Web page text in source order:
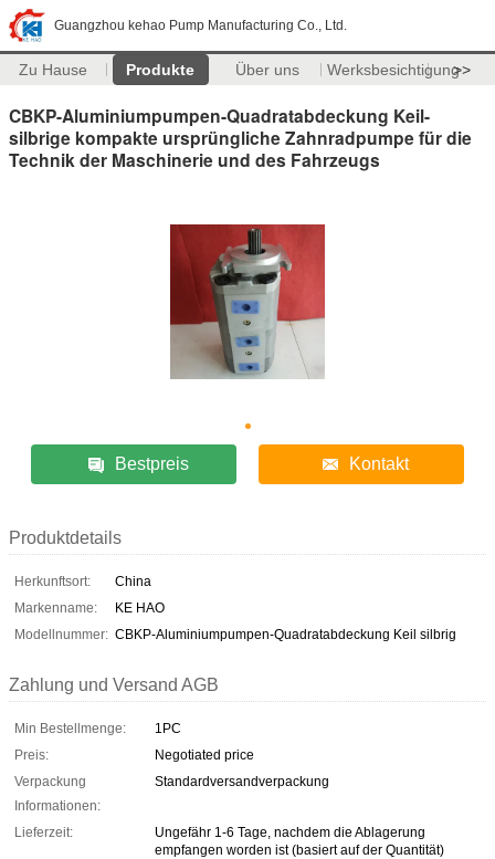
Guangzhou kehao Pump Manufacturing Co., Ltd.
Zu Hause Produkte Über uns Werksbesichtigung>>
CBKP-Aluminiumpumpen-Quadratabdeckung Keil-
silbrige kompakte ursprüngliche Zahnradpumpe für die
Technik der Maschinerie und des Fahrzeugs
Bestpreis Kontakt
Produktdetails
Herkunftsort:
China
Markenname:
KE HAO
Modellnummer: CBKP-Aluminiumpumpen-Quadratabdeckung Keil silbrig
Zahlung und Versand AGB
Min Bestellmenge:
1PC
Preis:
Negotiated price
Verpackung
Informationen:
Standardversandverpackung
Lieferzeit:
Ungefähr 1-6 Tage, nachdem die Ablagerung
empfangen worden ist (basiert auf der Quantität)